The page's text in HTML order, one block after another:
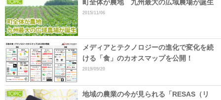
町全体が農地 九州最大の広域農場が誕生
2015/11/06
メディアとテクノロジーの進化で変化を続
ける「食」のカオスマップを公開！
2019/09/20
地域の農業の今が見られる「RESAS（リ